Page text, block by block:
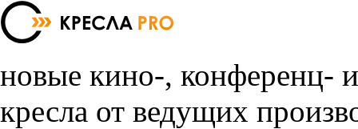
новые кино-, конференц-
кресла от ведущих